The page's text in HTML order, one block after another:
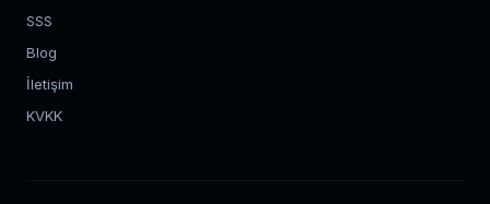
SSS
Blog
İletişim
KVKK